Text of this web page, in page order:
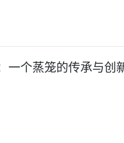
一个蒸笼的传承与创